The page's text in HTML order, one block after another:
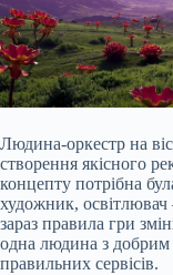
Людина-оркестр на
створення якісного
концепту потрібна
художник, освітлювач
зараз правила гри
одна людина з добрим
правильних сервісів.